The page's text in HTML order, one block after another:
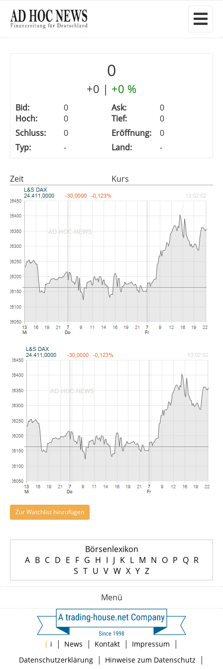
0
+0 | +0 %
Bid: 0 Ask:
0
Hoch:
0 Tief:
0
Schluss:
0 Eröffnung:
0
Typ:
- Land: -
Zeit Kurs
Zur Watchlist hinzufügen
Börsenlexikon
A B C D E F G H I J K L M N O P Q R
S T U V W X Y Z
Menü
| i | News | Kontakt | Impressum |
Datenschutzerklärung| Hinweise zum Datenschutz |